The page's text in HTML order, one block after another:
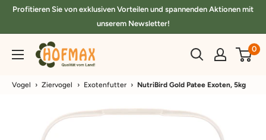
DirektProfitieren Sie von exklusiven Vorteilen und spannenden Aktionen mit
unserem Newsletter!
hofmax.de 0
Vogel › Ziervogel › Exotenfutter › NutriBird Gold Patee Exoten, 5kg